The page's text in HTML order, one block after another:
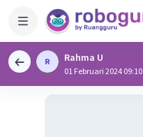
Rahma U
01 Februari 2024 09:10